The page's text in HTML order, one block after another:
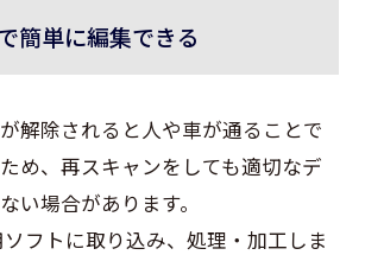
簡単に編集できる
解除されると人や車が通ることで
め、再スキャンをしても適切なデ
い場合があります。
フトに取り込み、処理・加工しま